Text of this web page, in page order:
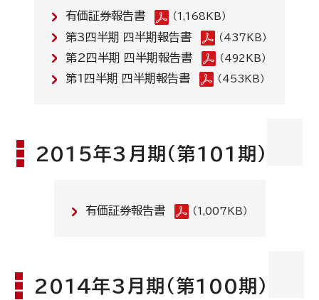
有価証券報告書 （1,168KB）
第3四半期 四半期報告書 （437KB）
第2四半期 四半期報告書 （492KB）
第1四半期 四半期報告書 （453KB）
2015年3月期(第101期)
有価証券報告書 （1,007KB）
2014年3月期(第100期)